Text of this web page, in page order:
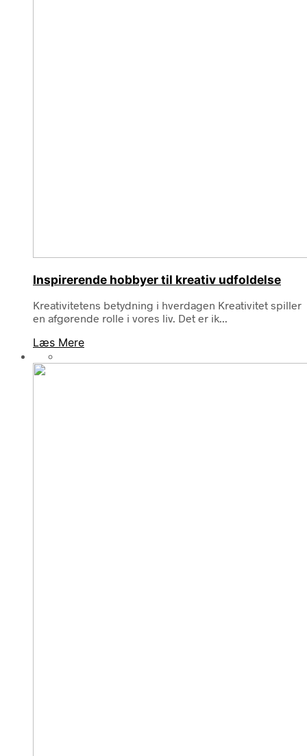
Inspirerende hobbyer til kreativ udfoldelse
Kreativitetens betydning i hverdagen Kreativitet spiller
en afgørende rolle i vores liv. Det er ik...
Læs Mere